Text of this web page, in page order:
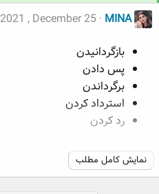
MINA
2021 , December 25
بازگردانیدن
پس دادن
برگرداندن
استرداد کردن
رد کردن
پس دادن، تعمیر کردن، اعاده دادن
نمایش کامل مطلب